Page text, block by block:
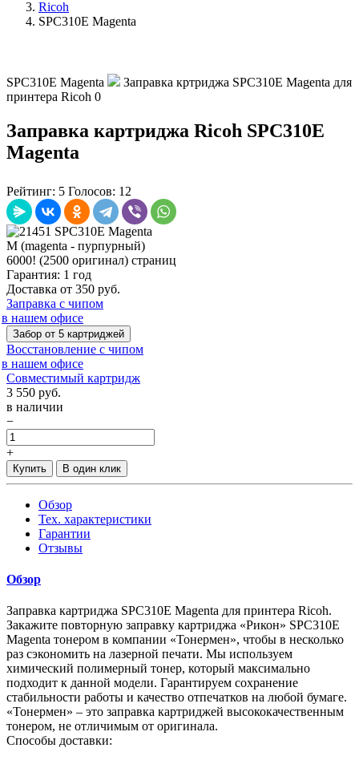
Ricoh
SPC310E Magenta
SPC310E Magenta
Заправка кртриджа SPC310E Magenta для
принтера Ricoh 0
Заправка картриджа Ricoh SPC310E
Magenta
Рейтинг: 5 Голосов: 12
M (magenta - пурпурный)
6000! (2500 оригинал) страниц
Гарантия: 1 год
Доставка от 350 руб.
Заправка с чипом
в нашем офисе
Забор от 5 картриджей
Восстановление с чипом
в нашем офисе
Совместимый картридж
3 550 руб.
в наличии
−
+
Купить В один клик
Обзор
Тех. характеристики
Гарантии
Отзывы
Обзор
Заправка картриджа SPC310E Magenta для принтера Ricoh.
Закажите повторную заправку картриджа «Рикон» SPC310E
Magenta тонером в компании «Тонермен», чтобы в несколько
раз сэкономить на лазерной печати. Мы используем
химический полимерный тонер, который максимально
подходит к данной модели. Гарантируем сохранение
стабильности работы и качество отпечатков на любой бумаге.
«Тонермен» – это заправка картриджей высококачественным
тонером, не отличимым от оригинала.
Способы доставки: